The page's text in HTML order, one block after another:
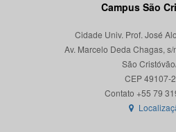
Campus São
Cidade Univ. Prof. José
Av. Marcelo Deda Chagas,
São
CEP 49107-